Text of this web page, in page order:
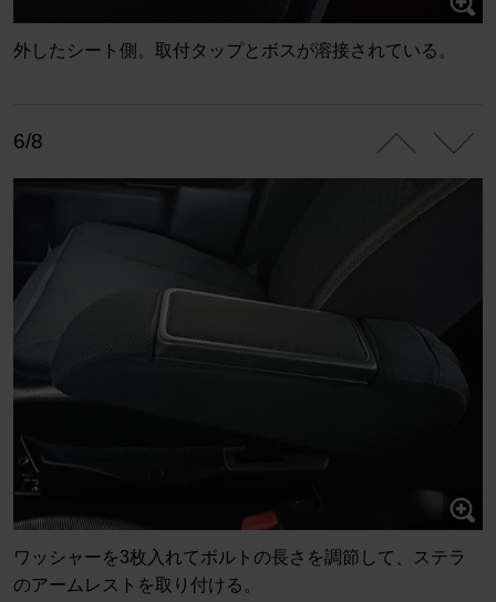
外したシート側。取付タップとボスが溶接されている。
6/8
ワッシャーを3枚入れてボルトの長さを調節して、ステラ
のアームレストを取り付ける。